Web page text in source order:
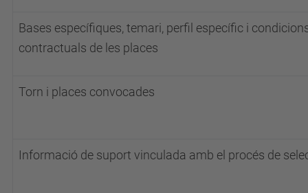
Bases específiques, temari, perfil específic i
contractuals de les places
Torn i places convocades
Informació de suport vinculada amb el procés de